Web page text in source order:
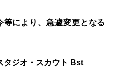
等により、急遽変更となる
タジオ・スカウト Bst